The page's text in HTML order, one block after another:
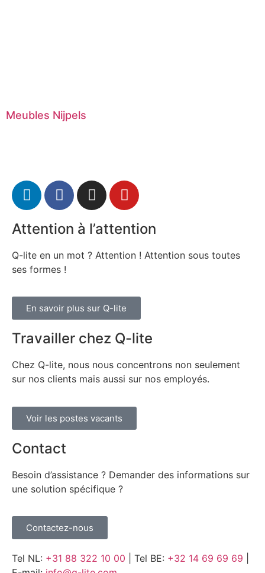
Meubles Nijpels
Attention à l’attention
Q-lite en un mot ? Attention ! Attention sous toutes
ses formes !
En savoir plus sur Q-lite
Travailler chez Q-lite
Chez Q-lite, nous nous concentrons non seulement
sur nos clients mais aussi sur nos employés.
Voir les postes vacants
Contact
Besoin d’assistance ? Demander des informations sur
une solution spécifique ?
Contactez-nous
Tel NL: +31 88 322 10 00 | Tel BE: +32 14 69 69 69